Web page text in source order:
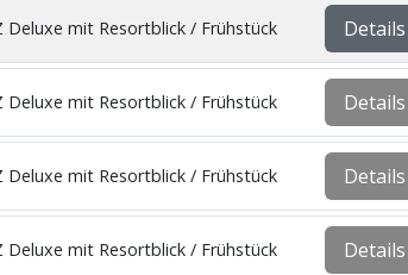
Deluxe mit Resortblick / Frühstück Details
Deluxe mit Resortblick / Frühstück Details
Deluxe mit Resortblick / Frühstück Details
Deluxe mit Resortblick / Frühstück Details